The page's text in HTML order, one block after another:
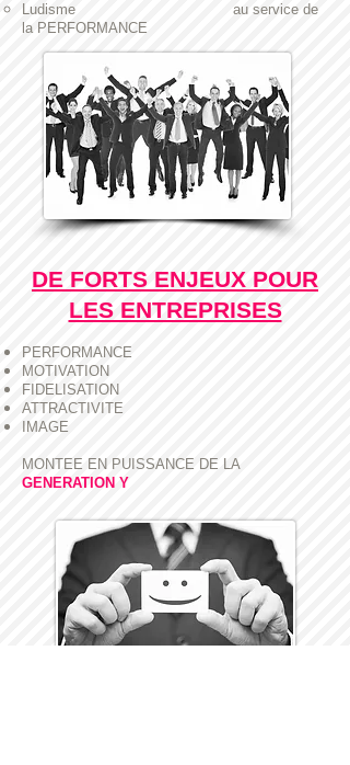
Ludisme
au service de
la PERFORMANCE
DE FORTS ENJEUX POUR
LES ENTREPRISES
PERFORMANCE
MOTIVATION
FIDELISATION
ATTRACTIVITE
IMAGE
MONTEE EN PUISSANCE DE LA
GENERATION Y